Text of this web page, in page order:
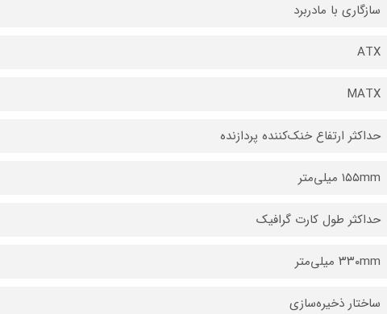
سازگاری با مادربرد
ATX
MATX
حداکثر ارتفاع خنک‌کننده پردازنده
۱۵۵mm میلی‌متر
حداکثر طول کارت گرافیک
۳۳۰mm میلی‌متر
ساختار ذخیره‌سازی